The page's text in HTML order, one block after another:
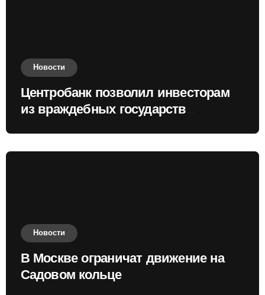
Новости
Центробанк позволил инвесторам
из враждебных государств
Новости
В Москве ограничат движение на
Садовом кольце